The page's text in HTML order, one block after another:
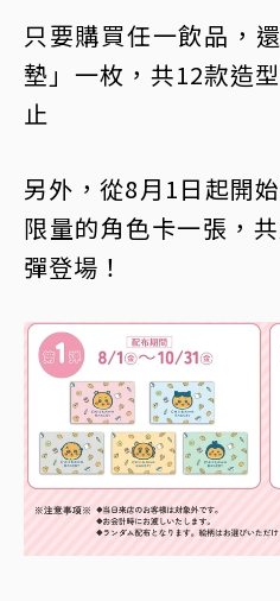
只要購買任一飲品，
墊」一枚，共12款造
止
另外，從8月1日起開
限量的角色卡一張，
彈登場！